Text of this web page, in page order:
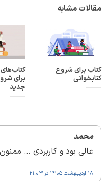
مقالات مشابه
کتاب برای شروع
کتابخوانی
برای
جدید
محمد
عالی بود و کاربردی … ممنون
18 اردیبهشت 1405 در 21:03